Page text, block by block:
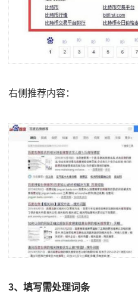
右侧推荐内容：
3、填写需处理词条